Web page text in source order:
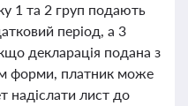
1 та 2 груп подають
період, а 3
декларація подана з
форми, платник може
надіслати лист до